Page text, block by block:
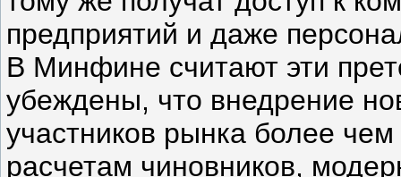
предприятий и даже
В Минфине считают эти
убеждены, что внедрение
участников рынка более
расчетам чиновников,